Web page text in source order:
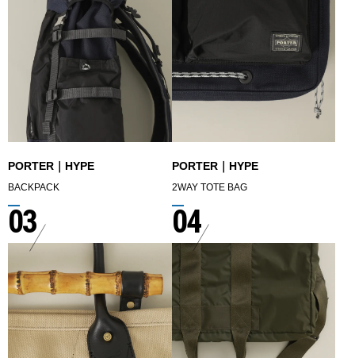
PORTER｜HYPE
BACKPACK
PORTER｜HYPE
2WAY TOTE BAG
03 04